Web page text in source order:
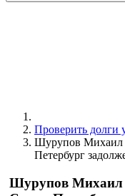
Проверить долги
Шурупов Михаил
Петербург
Шурупов Михаил